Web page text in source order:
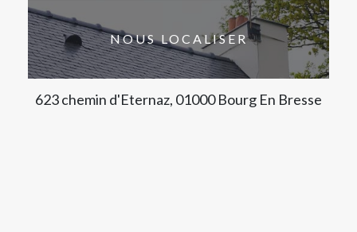
NOUS LOCALISER
623 chemin d'Eternaz, 01000 Bourg En Bresse